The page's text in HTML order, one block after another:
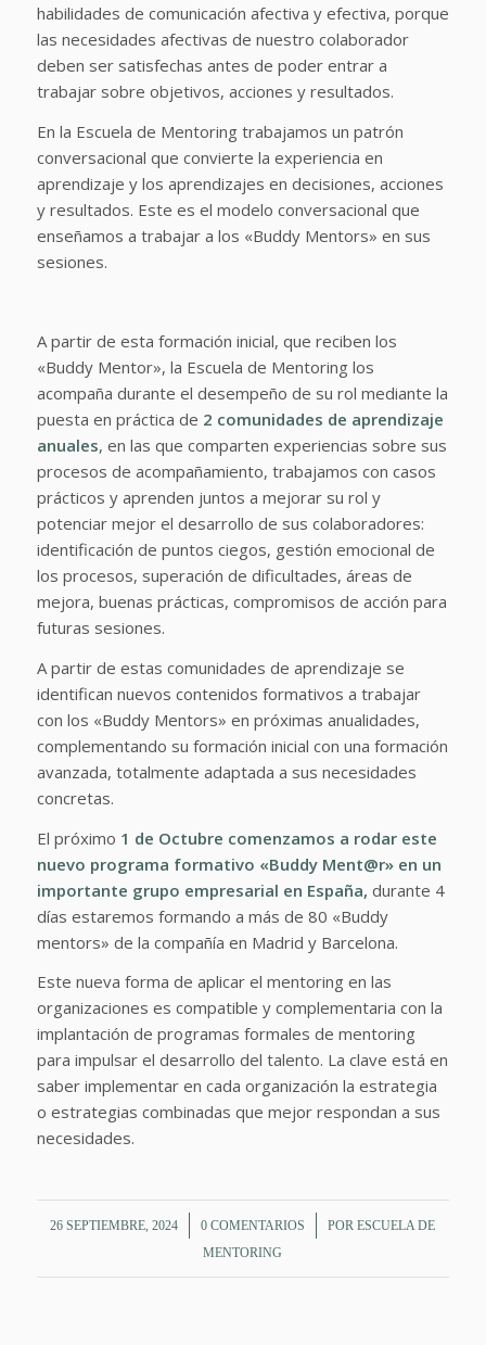
habilidades de comunicación afectiva y efectiva, porque
las necesidades afectivas de nuestro colaborador
deben ser satisfechas antes de poder entrar a
trabajar sobre objetivos, acciones y resultados.
En la Escuela de Mentoring trabajamos un patrón
conversacional que convierte la experiencia en
aprendizaje y los aprendizajes en decisiones, acciones
y resultados. Este es el modelo conversacional que
enseñamos a trabajar a los «Buddy Mentors» en sus
sesiones.
A partir de esta formación inicial, que reciben los
«Buddy Mentor», la Escuela de Mentoring los
acompaña durante el desempeño de su rol mediante la
puesta en práctica de 2 comunidades de aprendizaje
anuales, en las que comparten experiencias sobre sus
procesos de acompañamiento, trabajamos con casos
prácticos y aprenden juntos a mejorar su rol y
potenciar mejor el desarrollo de sus colaboradores:
identificación de puntos ciegos, gestión emocional de
los procesos, superación de dificultades, áreas de
mejora, buenas prácticas, compromisos de acción para
futuras sesiones.
A partir de estas comunidades de aprendizaje se
identifican nuevos contenidos formativos a trabajar
con los «Buddy Mentors» en próximas anualidades,
complementando su formación inicial con una formación
avanzada, totalmente adaptada a sus necesidades
concretas.
El próximo 1 de Octubre comenzamos a rodar este
nuevo programa formativo «Buddy Ment@r» en un
importante grupo empresarial en España, durante 4
días estaremos formando a más de 80 «Buddy
mentors» de la compañía en Madrid y Barcelona.
Este nueva forma de aplicar el mentoring en las
organizaciones es compatible y complementaria con la
implantación de programas formales de mentoring
para impulsar el desarrollo del talento. La clave está en
saber implementar en cada organización la estrategia
o estrategias combinadas que mejor respondan a sus
necesidades.
26 SEPTIEMBRE, 2024
/ 0 COMENTARIOS
/ PORESCUELA DE
MENTORING